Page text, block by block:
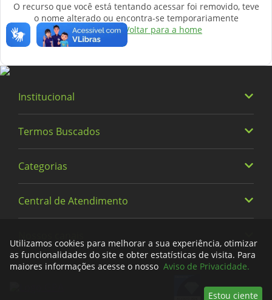
O recurso que você está tentando acessar foi removido, teve
o nome alterado ou encontra-se temporariamente
indisponível. Voltar para a home
Institucional
Quem somos
Termos Buscados
Heineken
Fraldas
Categorias
Alimentos
Limpeza
Descartáveis
Central de Atendimento
Meus Pedidos
facebookinstagram
tiktokwhatsapp
youtube
x
Utilizamos cookies para melhorar a sua experiência, otimizar
as funcionalidades do site e obter estatísticas de visita. Para
maiores informações acesse o nosso Aviso de Privacidade.
Estou ciente